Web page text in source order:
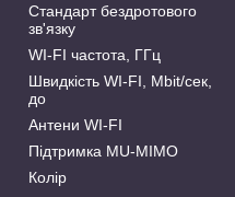
Стандарт бездротового
зв'язку
WI-FI частота, ГГц
Швидкість WI-FI, Mbit/сек,
до
Антени WI-FI
Підтримка MU-MIMO
Колір